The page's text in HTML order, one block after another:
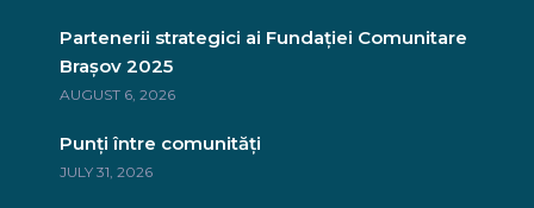
Partenerii strategici ai Fundației Comunitare
Brașov 2025
AUGUST 6, 2026
Punți între comunități
JULY 31, 2026